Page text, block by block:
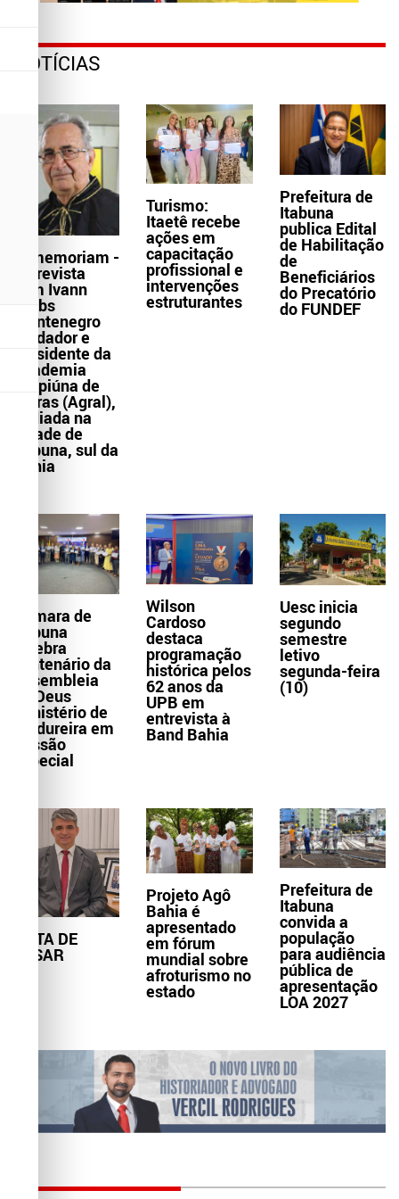
NOTÍCIAS
In memoriam -
Entrevista
com Ivann
Krebs
Montenegro
fundador e
presidente da
Academia
Grapiúna de
Letras (Agral),
sediada na
cidade de
Itabuna, sul da
Bahia
Turismo:
Itaetê recebe
ações em
capacitação
profissional e
intervenções
estruturantes
Prefeitura de
Itabuna
publica Edital
de Habilitação
de
Beneficiários
do Precatório
do FUNDEF
Câmara de
Itabuna
celebra
centenário da
Assembleia
de Deus
Ministério de
Madureira em
Sessão
Especial
Wilson
Cardoso
destaca
programação
histórica pelos
62 anos da
UPB em
entrevista à
Band Bahia
Uesc inicia
segundo
semestre
letivo
segunda-feira
(10)
NOTA DE
PESAR
Projeto Agô
Bahia é
apresentado
em fórum
mundial sobre
afroturismo no
estado
Prefeitura de
Itabuna
convida a
população
para audiência
pública de
apresentação
LOA 2027